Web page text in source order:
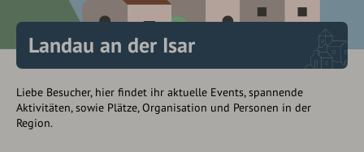
Landau an der Isar
Liebe Besucher, hier findet ihr aktuelle Events, spannende
Aktivitäten, sowie Plätze, Organisation und Personen in der
Region.